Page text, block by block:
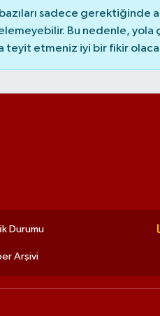
sadece gerektiğinde
Bu nedenle, yola
teyit etmeniz iyi bir fikir
Durumu
Arşivi